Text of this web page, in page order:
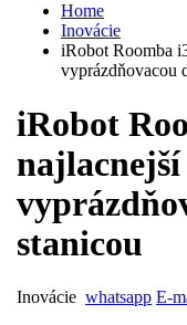
Home
Inovácie
iRobot Roomba
vyprázdňovacou
iRobot
najlacnejší
stanicou
Inovácie whatsapp E-